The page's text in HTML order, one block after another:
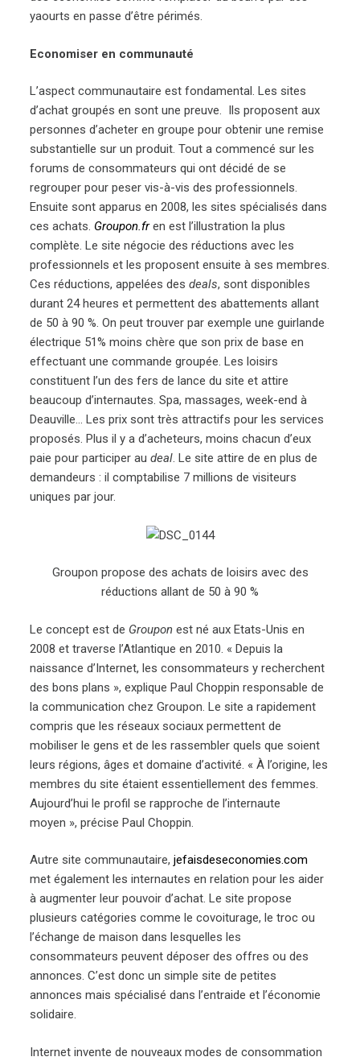
yaourts en passe d’être périmés.
Economiser en communauté
L’aspect communautaire est fondamental. Les sites
d’achat groupés en sont une preuve. Ils proposent aux
personnes d’acheter en groupe pour obtenir une remise
substantielle sur un produit. Tout a commencé sur les
forums de consommateurs qui ont décidé de se
regrouper pour peser vis-à-vis des professionnels.
Ensuite sont apparus en 2008, les sites spécialisés dans
ces achats. Groupon.fren est l’illustration la plus
complète. Le site négocie des réductions avec les
professionnels et les proposent ensuite à ses membres.
Ces réductions, appelées desdeals, sont disponibles
durant 24 heures et permettent des abattements allant
de 50 à 90 %. On peut trouver par exemple une guirlande
électrique 51% moins chère que son prix de base en
effectuant une commande groupée. Les loisirs
constituent l’un des fers de lance du site et attire
beaucoup d’internautes. Spa, massages, week-end à
Deauville… Les prix sont très attractifs pour les services
proposés. Plus il y a d’acheteurs, moins chacun d’eux
paie pour participer audeal. Le site attire de en plus de
demandeurs : il comptabilise 7 millions de visiteurs
uniques par jour.
Groupon propose des achats de loisirs avec des
réductions allant de 50 à 90 %
Le concept est de Groupon est né aux Etats-Unis en
2008 et traverse l’Atlantique en 2010. « Depuis la
naissance d’Internet, les consommateurs y recherchent
des bons plans », explique Paul Choppin responsable de
la communication chez Groupon. Le site a rapidement
compris que les réseaux sociaux permettent de
mobiliser le gens et de les rassembler quels que soient
leurs régions, âges et domaine d’activité. « À l’origine, les
membres du site étaient essentiellement des femmes.
Aujourd’hui le profil se rapproche de l’internaute
moyen », précise Paul Choppin.
Autre site communautaire,jefaisdeseconomies.com
met également les internautes en relation pour les aider
à augmenter leur pouvoir d’achat. Le site propose
plusieurs catégories comme le covoiturage, le troc ou
l’échange de maison dans lesquelles les
consommateurs peuvent déposer des offres ou des
annonces. C’est donc un simple site de petites
annonces mais spécialisé dans l’entraide et l’économie
solidaire.
Internet invente de nouveaux modes de consommation